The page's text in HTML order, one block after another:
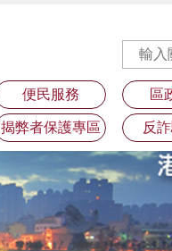
搜尋
便民服務 區
揭弊者保護專區 反